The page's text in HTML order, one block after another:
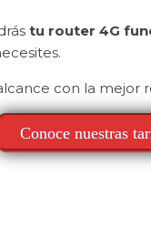
tu router 4G
con la mejor
Conoce nuestras